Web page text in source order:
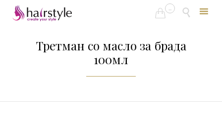
 ...

to
Третман со масло за брада
100мл